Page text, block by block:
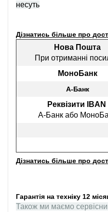
несуть
Дізнатись більше про
Нова Пошта
При отриманні
МоноБанк
А-Банк
Реквізити IBAN
А-Банк або
Дізнатись більше про
Гарантія на техніку 12
Також ми маємо